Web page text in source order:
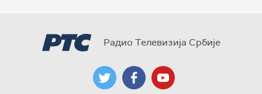
Радио Телевизија Србије